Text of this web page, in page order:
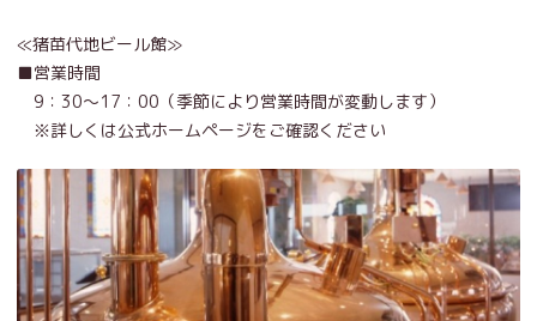
≪猪苗代地ビール館≫
■営業時間
9：30～17：00（季節により営業時間が変動します）
※詳しくは公式ホームページをご確認ください